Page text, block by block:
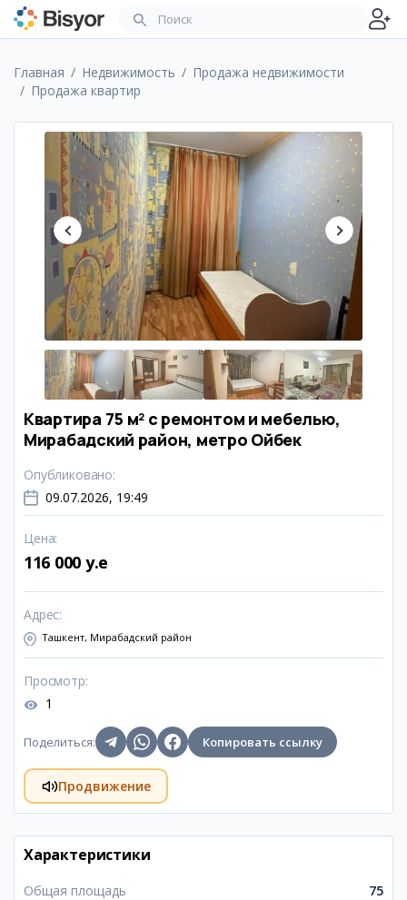
Главная Недвижимость
Продажа недвижимости
Продажа квартир
Квартира 75 м² с ремонтом и мебелью,
Мирабадский район, метро Ойбек
Опубликовано:
09.07.2026, 19:49
Цена:
116 000 y.e
Адрес:
Ташкент, Мирабадский район
Просмотр:
1
Поделиться: Копировать ссылку
Продвижение
Характеристики
Общая площадь 75